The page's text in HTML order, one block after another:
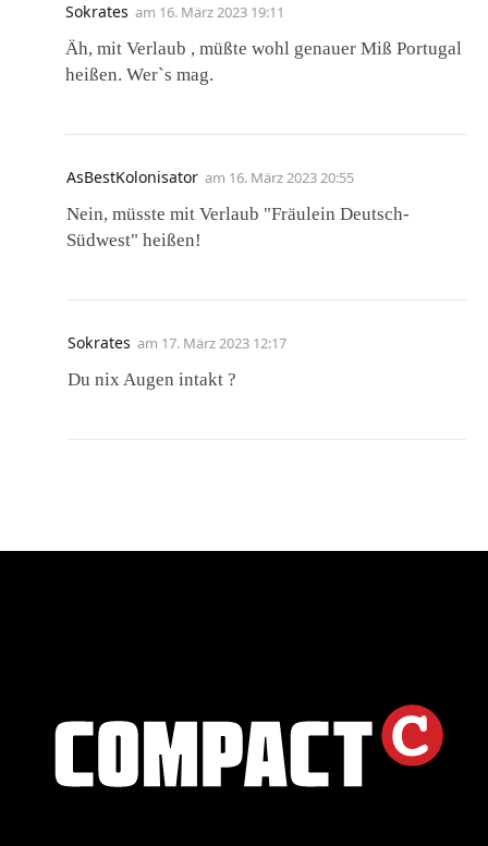
Sokrates am 16. März 2023 19:11
Äh, mit Verlaub , müßte wohl genauer Miß Portugal
heißen. Wer`s mag.
AsBestKolonisator am 16. März 2023 20:55
Nein, müsste mit Verlaub "Fräulein Deutsch-
Südwest" heißen!
Sokrates am 17. März 2023 12:17
Du nix Augen intakt ?